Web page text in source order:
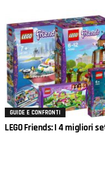
GUIDE E CONFRONTI
LEGO Friends: I 4 migliori